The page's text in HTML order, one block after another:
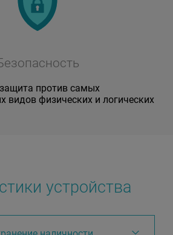
против самых
видов физических и логических
устройства